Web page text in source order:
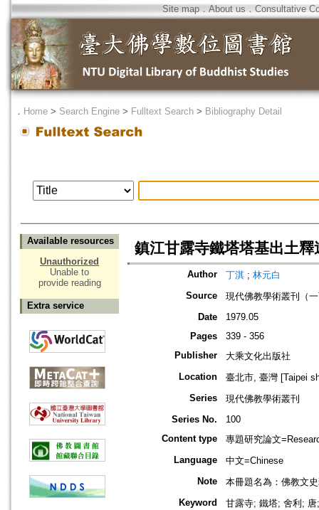
Site map．About us ． Consultative
． Home > Search Engine > Fulltext Search > Bibliography Detail
Available resources
Unauthorized
Unable to
provide reading
Extra service
鎮江甘露寺鐵塔塔基出土
Author 丁淇 ; 林元白
Source
現代佛教學術叢刊（
Date
1979.05
Pages
339 - 356
Publisher
大乘文化出版社
Location
臺北市, 臺灣 [Taipei
Series
現代佛教學術叢刊
Series No.
100
Content type
專題研究論文
Language
中文=Chinese
Note
本冊題名為：佛教文
Keyword
甘露寺; 鐵塔; 舍利;